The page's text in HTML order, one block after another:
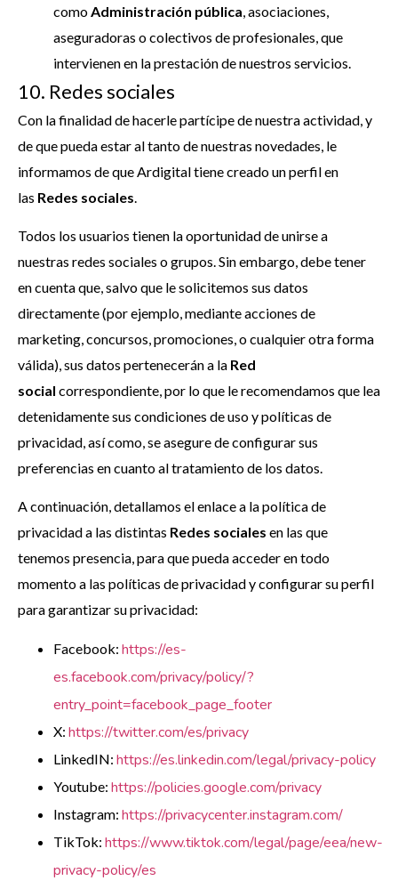
como Administración pública , asociaciones,
aseguradoras o colectivos de profesionales, que
intervienen en la prestación de nuestros servicios.
10. Redes sociales
Con la finalidad de hacerle partícipe de nuestra actividad, y
de que pueda estar al tanto de nuestras novedades, le
informamos de que Ardigital tiene creado un perfil en
las Redes sociales
Todos los usuarios tienen la oportunidad de unirse a
nuestras redes sociales o grupos. Sin embargo, debe tener
en cuenta que, salvo que le solicitemos sus datos
directamente (por ejemplo, mediante acciones de
marketing, concursos, promociones, o cualquier otra forma
válida), sus datos pertenecerán a la Red
social correspondiente, por lo que le recomendamos que lea
detenidamente sus condiciones de uso y políticas de
privacidad, así como, se asegure de configurar sus
preferencias en cuanto al tratamiento de los datos.
A continuación, detallamos el enlace a la política de
privacidad a las distintas Redes sociales en las que
tenemos presencia, para que pueda acceder en todo
momento a las políticas de privacidad y configurar su perfil
para garantizar su privacidad:
Facebook: https://es-
es.facebook.com/privacy/policy/?
entry_point=facebook_page_footer
X: https://twitter.com/es/privacy
LinkedIN: https://es.linkedin.com/legal/privacy-policy
Youtube: https://policies.google.com/privacy
Instagram: https://privacycenter.instagram.com/
TikTok: https://www.tiktok.com/legal/page/eea/new-
privacy-policy/es